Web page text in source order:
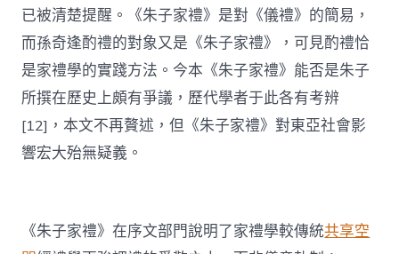
已被清楚提醒。《朱子家禮》是對《儀禮》的簡易，
而孫奇逢酌禮的對象又是《朱子家禮》，可見酌禮恰
是家禮學的實踐方法。今本《朱子家禮》能否是朱子
所撰在歷史上頗有爭議，歷代學者于此各有考辨
[12]，本文不再贅述，但《朱子家禮》對東亞社會影
響宏大殆無疑義。
《朱子家禮》在序文部門說明了家禮學較傳統共享空